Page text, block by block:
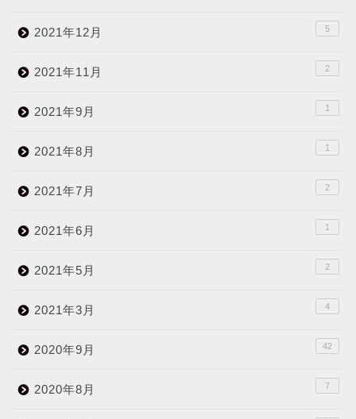
2021年12月 5
2021年11月 2
2021年9月 1
2021年8月 1
2021年7月 2
2021年6月 1
2021年5月 2
2021年3月 4
2020年9月 42
2020年8月 7